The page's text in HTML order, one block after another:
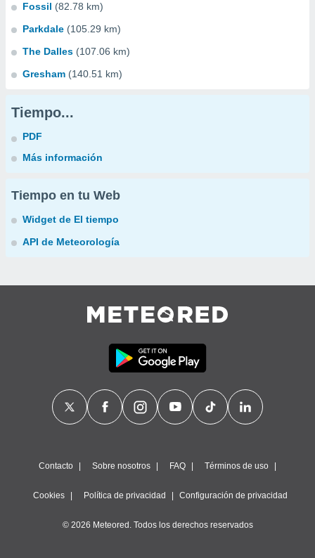
Fossil (82.78 km)
Parkdale (105.29 km)
The Dalles (107.06 km)
Gresham (140.51 km)
Tiempo...
PDF
Más información
Tiempo en tu Web
Widget de El tiempo
API de Meteorología
Contacto Sobre nosotros FAQ Términos de uso
Cookies Política de privacidad Configuración de privacidad
© 2026 Meteored. Todos los derechos reservados